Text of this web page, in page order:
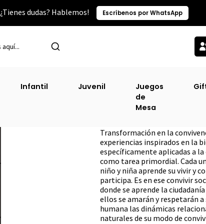
¿Tienes dudas? Hablemos! Escríbenos por WhatsApp
Infantil Juvenil
Juegos
de
Mesa
Transformación en la
experiencias inspirados en la
específicamente aplicadas a
como tarea primordial. Cada
niño y niña aprende su vivir y
participa. Es en ese convivir
donde se aprende la
ellos se amarán y respetarán
humana las dinámicas
naturales de su modo de